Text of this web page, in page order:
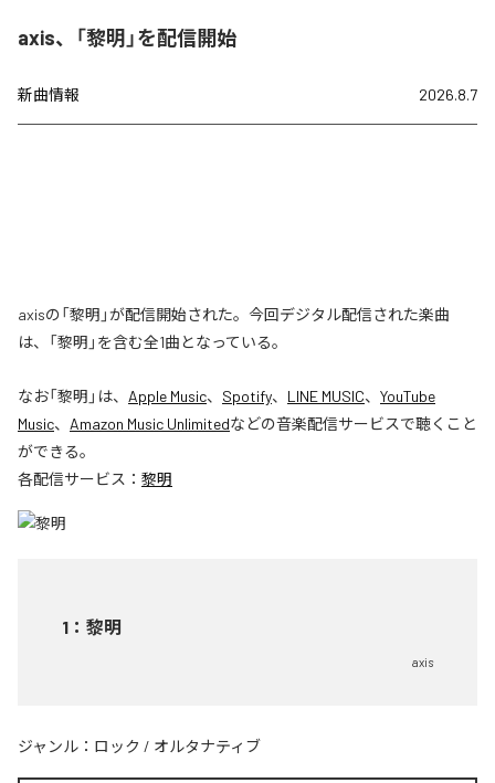
axis、「黎明」を配信開始
新曲情報 2026.8.7
axisの「黎明」が配信開始された。今回デジタル配信された楽曲
は、「黎明」を含む全1曲となっている。
なお「黎明 」は、 Apple Music、 Spotify、 LINE MUSIC、 YouTube
Music、 Amazon Music Unlimitedなどの音楽配信サービスで聴くこと
ができる。
各配信サービス： 黎明
1 ： 黎明
axis
ジャンル： ロック / オルタナティブ